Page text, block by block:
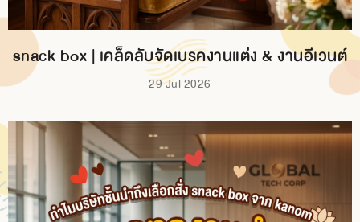
snack box | เคล็ดลับจัดเบรคงานแต่ง & งานอีเวนต์
29 Jul 2026